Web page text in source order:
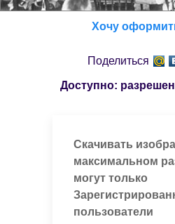
Хочу
Поделиться
Доступно:
Скачивать
максимальном
могут только
пользователи